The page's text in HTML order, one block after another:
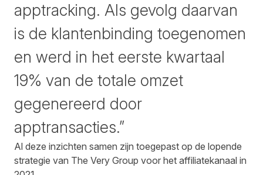
apptracking. Als gevolg daarvan
is de klantenbinding toegenomen
en werd in het eerste kwartaal
19% van de totale omzet
gegenereerd door
apptransacties.”
Al deze inzichten samen zijn toegepast op de lopende
strategie van The Very Group voor het affiliatekanaal in